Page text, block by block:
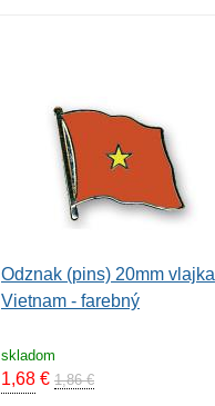
Odznak (pins) 20mm vlajka
Vietnam - farebný
skladom
1,68 € 1,86 €